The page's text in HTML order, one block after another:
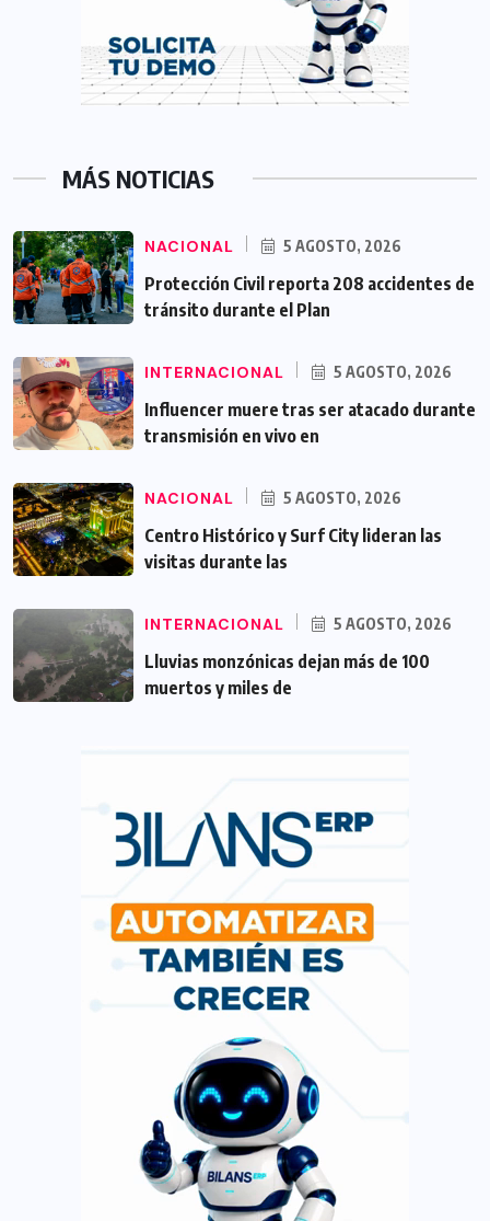
MÁS NOTICIAS
NACIONAL 5 AGOSTO, 2026
Protección Civil reporta 208 accidentes de
tránsito durante el Plan
INTERNACIONAL 5 AGOSTO, 2026
Influencer muere tras ser atacado durante
transmisión en vivo en
NACIONAL 5 AGOSTO, 2026
Centro Histórico y Surf City lideran las
visitas durante las
INTERNACIONAL 5 AGOSTO, 2026
Lluvias monzónicas dejan más de 100
muertos y miles de